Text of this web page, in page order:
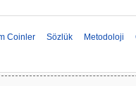
Coinler Sözlük Metodoloji
bilgiler yalnızca bilgilendirme